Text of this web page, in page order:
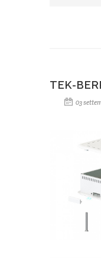
TEK-
03